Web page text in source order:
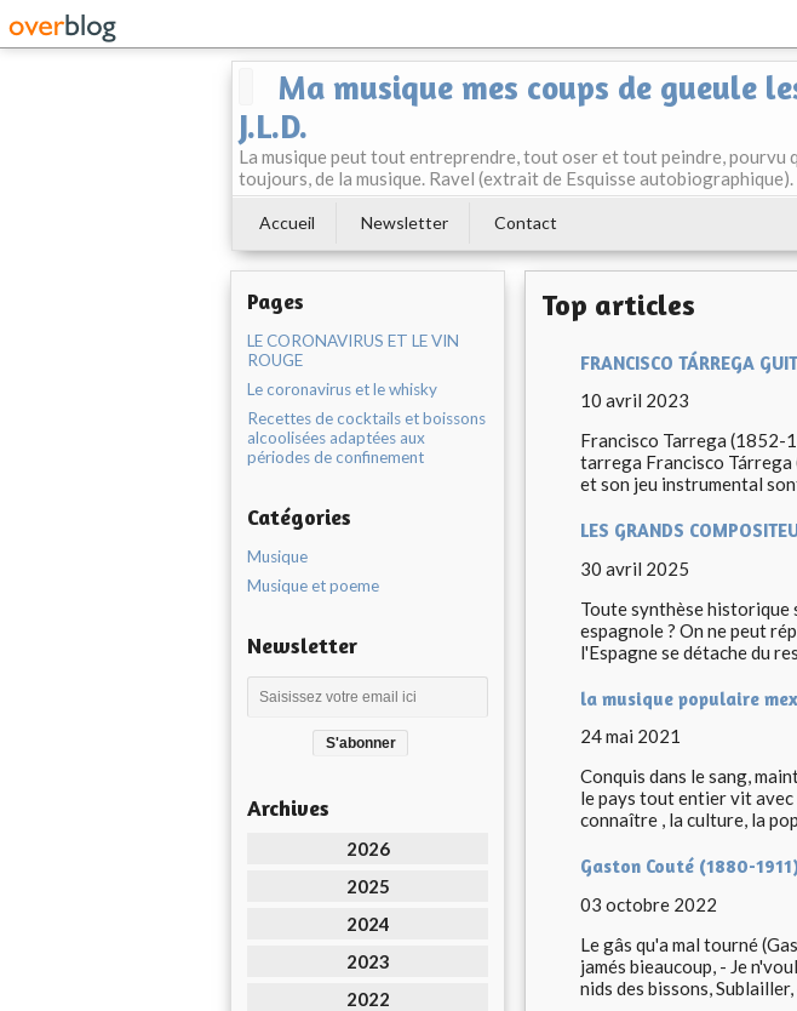
Ma musique mes coups de gueule
J.L.D.
La musique peut tout entreprendre, tout oser et tout peindre, pourvu
toujours, de la musique. Ravel (extrait de Esquisse autobiographique).
Accueil Newsletter Contact
Pages
LE CORONAVIRUS ET LE VIN
ROUGE
Le coronavirus et le whisky
Recettes de cocktails et boissons
alcoolisées adaptées aux
périodes de confinement
Catégories
Musique
Musique et poeme
Newsletter
Archives
2026
2025
2024
2023
2022
Top articles
FRANCISCO TÁRREGA
10 avril 2023
Francisco Tarrega
tarrega Francisco
et son jeu instrumental
LES GRANDS
30 avril 2025
Toute synthèse historique
espagnole ? On ne peut
l'Espagne se détache du
la musique populaire
24 mai 2021
Conquis dans le sang,
le pays tout entier vit avec
connaître , la culture, la
Gaston Couté (1880-
03 octobre 2022
Le gâs qu'a mal tourné
jamés bieaucoup, - Je
nids des bissons,